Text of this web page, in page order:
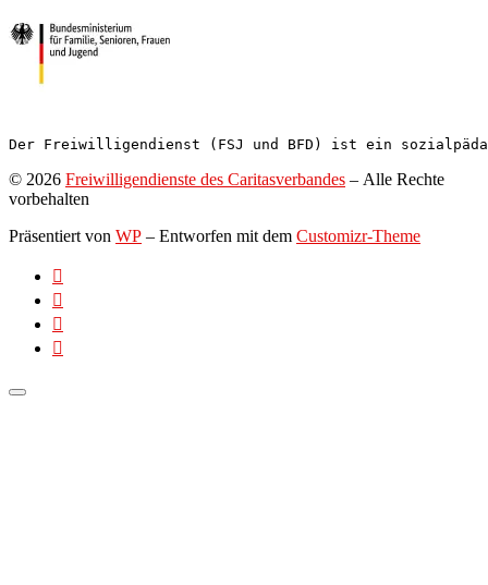
Der Freiwilligendienst (FSJ und BFD) ist ein
© 2026 Freiwilligendienste des Caritasverbandes – Alle Rechte
vorbehalten
Präsentiert von WP – Entworfen mit dem Customizr-Theme